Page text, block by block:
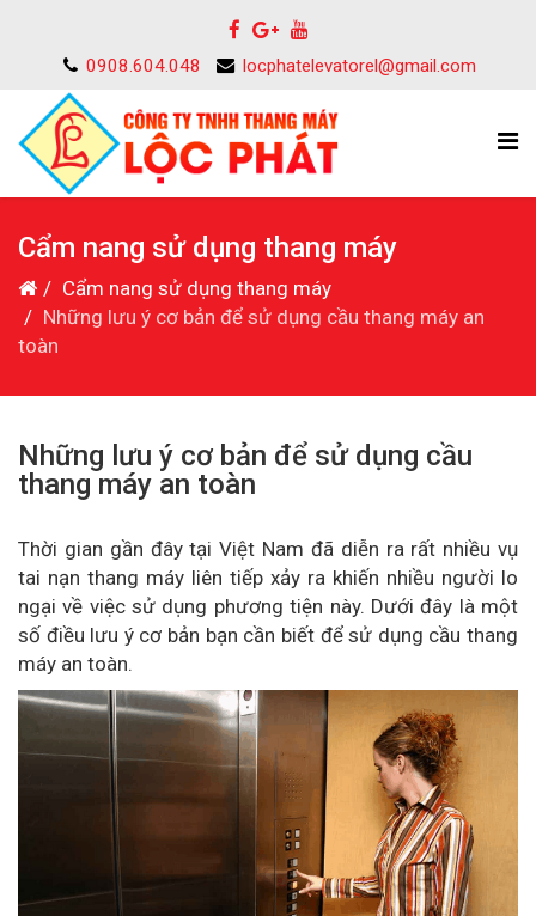
0908.604.048 locphatelevatorel@gmail.com
Cẩm nang sử dụng thang máy
Cẩm nang sử dụng thang máy
Những lưu ý cơ bản để sử dụng cầu thang máy an
toàn
Những lưu ý cơ bản để sử dụng cầu
thang máy an toàn
Thời gian gần đây tại Việt Nam đã diễn ra rất nhiều vụ
tai nạn thang máy liên tiếp xảy ra khiến nhiều người lo
ngại về việc sử dụng phương tiện này. Dưới đây là một
số điều lưu ý cơ bản bạn cần biết để sử dụng cầu thang
máy an toàn.